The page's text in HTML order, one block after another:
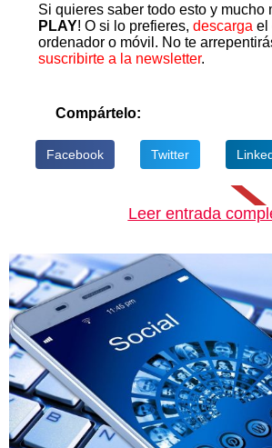
Si quieres saber todo esto y mucho
PLAY! O si lo prefieres, descarga el
ordenador o móvil. No te
suscribirte a la newsletter.
Compártelo:
Facebook Twitter
Leer entrada